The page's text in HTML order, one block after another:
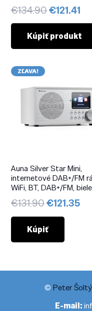
€134.90Pôvodná
cena
bola:
€134.90.
€121.41
je:
Kúpiť produkt
ZĽAVA!
Auna Silver Star Mini,
internetové DAB+/FM
WiFi, BT, DAB+/FM, biele
€131.90Pôvodná
cena
bola:
€131.90.
€121.35
Kúpiť
© Peter
E-mail: